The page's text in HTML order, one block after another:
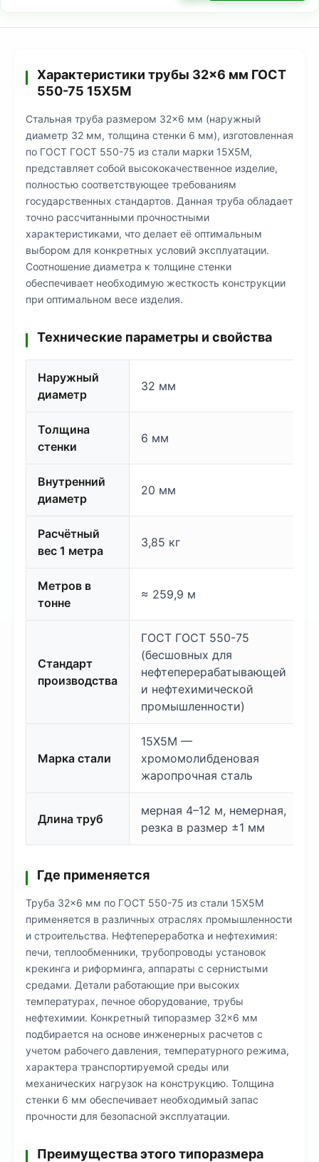
Характеристики трубы 32×6 мм ГОСТ
550-75 15Х5М
Стальная труба размером 32×6 мм (наружный
диаметр 32 мм, толщина стенки 6 мм), изготовленная
по ГОСТ ГОСТ 550-75 из стали марки 15Х5М,
представляет собой высококачественное изделие,
полностью соответствующее требованиям
государственных стандартов. Данная труба обладает
точно рассчитанными прочностными
характеристиками, что делает её оптимальным
выбором для конкретных условий эксплуатации.
Соотношение диаметра к толщине стенки
обеспечивает необходимую жесткость конструкции
при оптимальном весе изделия.
Технические параметры и свойства
Наружный
диаметр
32 мм
Толщина
стенки
6 мм
Внутренний
диаметр
20 мм
Расчётный
вес 1 метра
3,85 кг
Метров в
тонне
≈ 259,9 м
Стандарт
производства
ГОСТ ГОСТ 550-75
(бесшовных для
нефтеперерабатывающей
и нефтехимической
промышленности)
Марка стали
15Х5М —
хромомолибденовая
жаропрочная сталь
Длина труб
мерная 4–12 м, немерная,
резка в размер ±1 мм
Где применяется
Труба 32×6 мм по ГОСТ 550-75 из стали 15Х5М
применяется в различных отраслях промышленности
и строительства. Нефтепереработка и нефтехимия:
печи, теплообменники, трубопроводы установок
крекинга и риформинга, аппараты с сернистыми
средами. Детали работающие при высоких
температурах, печное оборудование, трубы
нефтехимии. Конкретный типоразмер 32×6 мм
подбирается на основе инженерных расчетов с
учетом рабочего давления, температурного режима,
характера транспортируемой среды или
механических нагрузок на конструкцию. Толщина
стенки 6 мм обеспечивает необходимый запас
прочности для безопасной эксплуатации.
Преимущества этого типоразмера